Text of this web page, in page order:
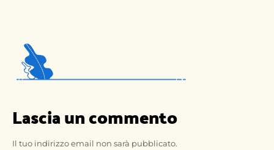
Lascia un commento
Il tuo indirizzo email non sarà pubblicato.